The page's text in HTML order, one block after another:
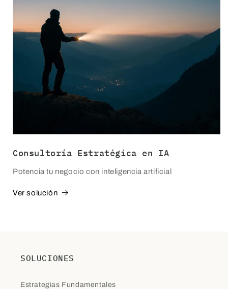
Consultoría Estratégica en IA
Potencia tu negocio con inteligencia artificial
Ver solución
SOLUCIONES
Estrategias Fundamentales